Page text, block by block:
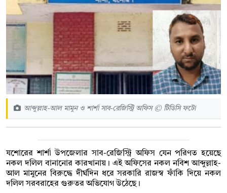
আব্দুল্লাহ-আল মামুন ও শার্শা সাব-রেজিস্ট্রি অফিস © টিডিসি ফটো
যশোরের শার্শা উপজেলার সাব-রেজিস্ট্রি অফিস যেন পরিণত হয়েছে
নকল দলিল বানানোর কারখানায়। এই অফিসের নকল নবিশ আব্দুল্লাহ-
আল মামুনের বিরুদ্ধে দীর্ঘদিন ধরে সরকারি রাজস্ব ফাঁকি দিয়ে নকল
দলিল সরবরাহের গুরুতর অভিযোগ উঠেছে।